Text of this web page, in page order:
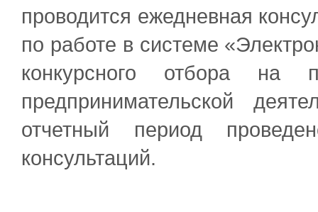
проводится ежедневная
по работе в системе
конкурсного отбора на
предпринимательской
отчетный период
консультаций.